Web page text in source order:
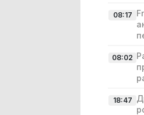
08:17
08:02
18:47